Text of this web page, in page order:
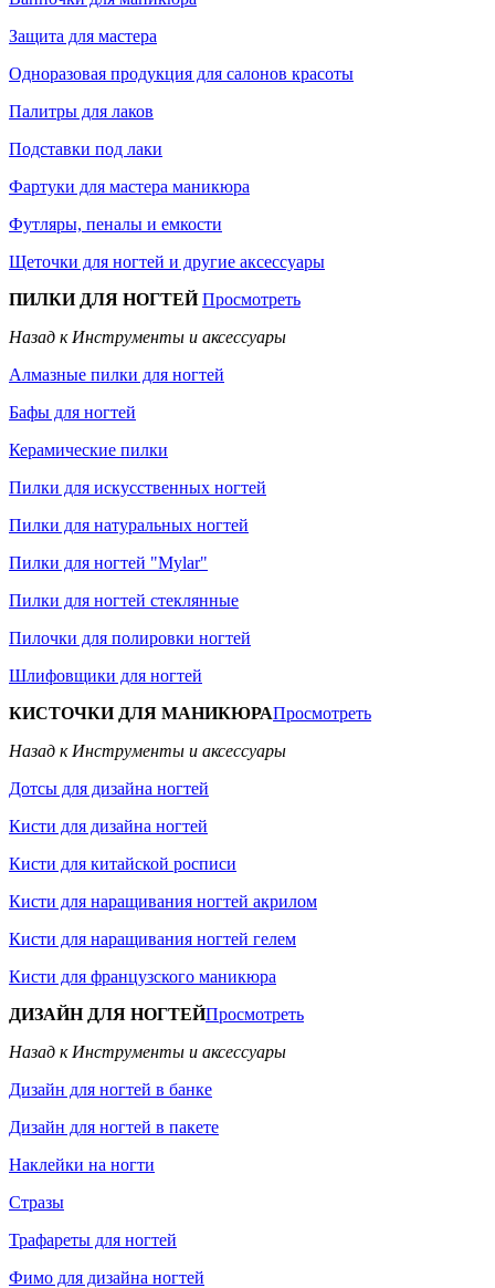
Защита для мастера
Одноразовая продукция для салонов красоты
Палитры для лаков
Подставки под лаки
Фартуки для мастера маникюра
Футляры, пеналы и емкости
Щеточки для ногтей и другие аксессуары
ПИЛКИ ДЛЯ НОГТЕЙПросмотреть
Назад к Инструменты и аксессуары
Алмазные пилки для ногтей
Бафы для ногтей
Керамические пилки
Пилки для искусственных ногтей
Пилки для натуральных ногтей
Пилки для ногтей "Mylar"
Пилки для ногтей стеклянные
Пилочки для полировки ногтей
Шлифовщики для ногтей
КИСТОЧКИ ДЛЯ МАНИКЮРАПросмотреть
Назад к Инструменты и аксессуары
Дотсы для дизайна ногтей
Кисти для дизайна ногтей
Кисти для китайской росписи
Кисти для наращивания ногтей акрилом
Кисти для наращивания ногтей гелем
Кисти для французского маникюра
ДИЗАЙН ДЛЯ НОГТЕЙПросмотреть
Назад к Инструменты и аксессуары
Дизайн для ногтей в банке
Дизайн для ногтей в пакете
Наклейки на ногти
Стразы
Трафареты для ногтей
Фимо для дизайна ногтей